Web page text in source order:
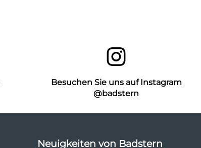
Besuchen Sie uns auf Instagram
@badstern
Neuigkeiten von Badstern